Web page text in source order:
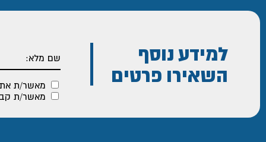
למידע נוסף
השאירו פרטים
מאשר/ת
מאשר/ת